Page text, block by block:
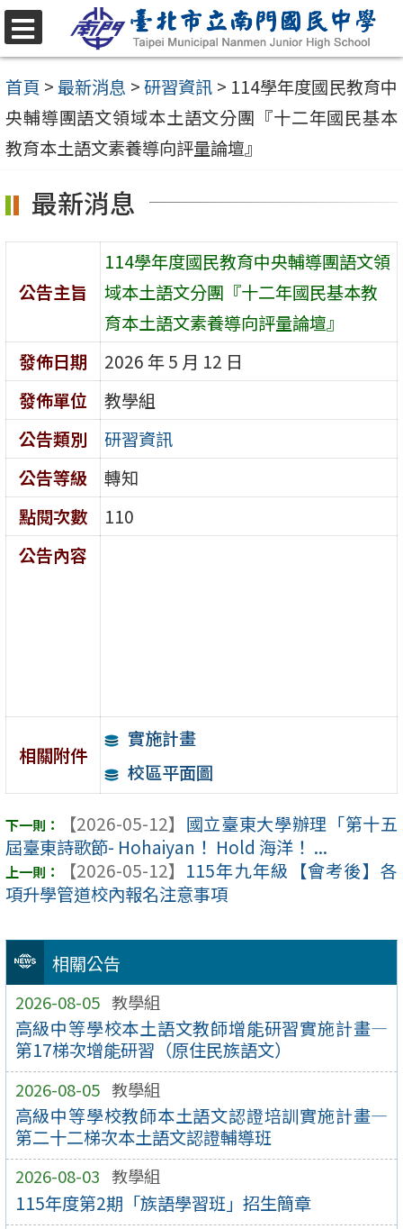
跳
至
主
要
內
區
選
單
首頁 >最新消息 >研習資訊 > 114學年度國民教育中
央輔導團語文領域本土語文分團『十二年國民基本
教育本土語文素養導向評量論壇』
相關公告
2026-08-05 教學組
高級中等學校本土語文教師增能研習實施計畫—
第17梯次增能研習（原住民族語文）
2026-08-05 教學組
高級中等學校教師本土語文認證培訓實施計畫—
第二十二梯次本土語文認證輔導班
2026-08-03 教學組
115年度第2期「族語學習班」招生簡章
最新消息
公告主旨
114學年度國民教育中央輔導團語文領
域本土語文分團『十二年國民基本教
育本土語文素養導向評量論壇』
發佈日期
2026 年 5 月 12 日
發佈單位
教學組
公告類別
研習資訊
公告等級
轉知
點閱次數
110
公告內容
相關附件
實施計畫
校區平面圖
【2026-05-12】 國立臺東大學辦理「第十五
屆臺東詩歌節- Hohaiyan！ Hold 海洋！ ...
【2026-05-12】 115年九年級【會考後】各
項升學管道校內報名注意事項